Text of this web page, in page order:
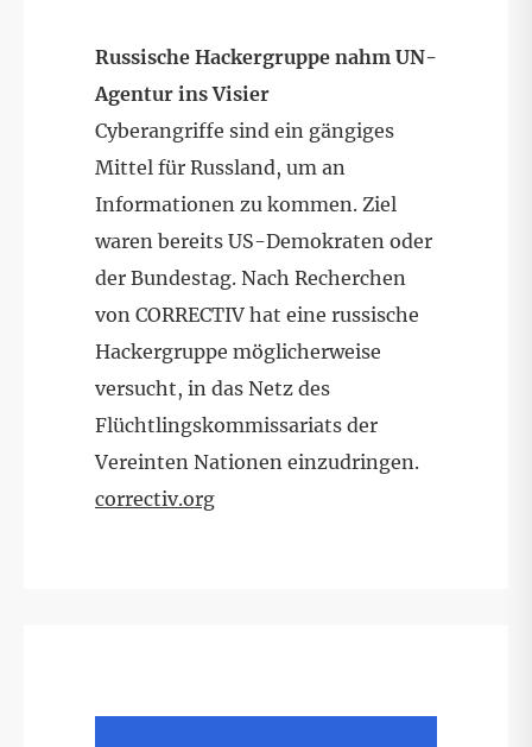
Russische Hackergruppe nahm UN-
Agentur ins Visier
Cyberangriffe sind ein gängiges
Mittel für Russland, um an
Informationen zu kommen. Ziel
waren bereits US-Demokraten oder
der Bundestag. Nach Recherchen
von CORRECTIV hat eine russische
Hackergruppe möglicherweise
versucht, in das Netz des
Flüchtlingskommissariats der
Vereinten Nationen einzudringen.
correctiv.org